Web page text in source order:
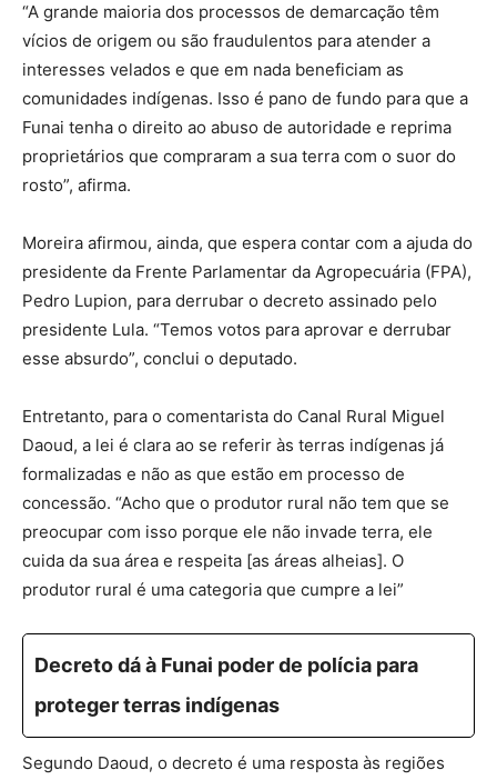
“A grande maioria dos processos de demarcação têm
vícios de origem ou são fraudulentos para atender a
interesses velados e que em nada beneficiam as
comunidades indígenas. Isso é pano de fundo para que a
Funai tenha o direito ao abuso de autoridade e reprima
proprietários que compraram a sua terra com o suor do
rosto”, afirma.
Moreira afirmou, ainda, que espera contar com a ajuda do
presidente da Frente Parlamentar da Agropecuária (FPA),
Pedro Lupion, para derrubar o decreto assinado pelo
presidente Lula. “Temos votos para aprovar e derrubar
esse absurdo”, conclui o deputado.
Entretanto, para o comentarista do Canal Rural Miguel
Daoud, a lei é clara ao se referir às terras indígenas já
formalizadas e não as que estão em processo de
concessão. “Acho que o produtor rural não tem que se
preocupar com isso porque ele não invade terra, ele
cuida da sua área e respeita [as áreas alheias]. O
produtor rural é uma categoria que cumpre a lei”
Decreto dá à Funai poder de polícia para
proteger terras indígenas
Segundo Daoud, o decreto é uma resposta às regiões